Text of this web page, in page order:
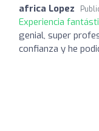
africa Lopez
Experiencia
genial, super
confianza y he